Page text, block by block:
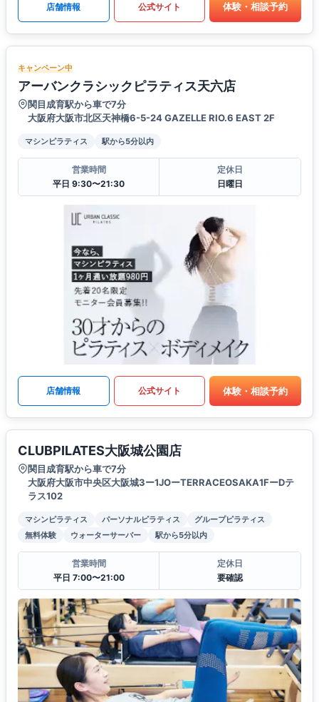
店舗情報 公式サイト 体験・相談予約
キャンペーン中
アーバンクラシックピラティス天六店
関目成育駅から車で7分
大阪府大阪市北区天神橋6-5-24 GAZELLE RIO.6 EAST 2F
マシンピラティス 駅から5分以内
営業時間
平日 9:30〜21:30
定休日
日曜日
店舗情報 公式サイト 体験・相談予約
CLUBPILATES大阪城公園店
関目成育駅から車で7分
大阪府大阪市中央区大阪城3ー1JOーTERRACEOSAKA1FーDテ
ラス102
マシンピラティス パーソナルピラティス
グループピラティス
無料体験
ウォーターサーバー 駅から5分以内
営業時間
平日 7:00〜21:00
定休日
要確認